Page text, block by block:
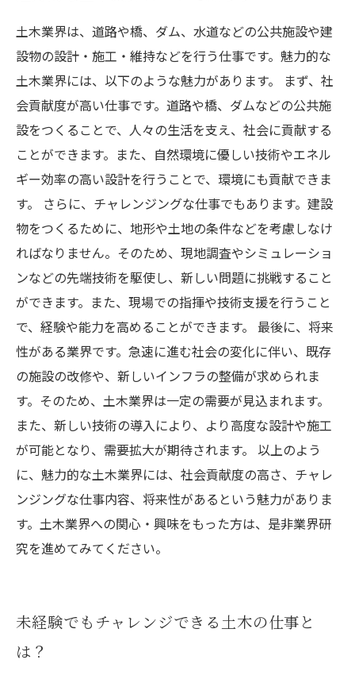
土木業界は、道路や橋、ダム、水道などの公共施設や建
設物の設計・施工・維持などを行う仕事です。魅力的な
土木業界には、以下のような魅力があります。 まず、社
会貢献度が高い仕事です。道路や橋、ダムなどの公共施
設をつくることで、人々の生活を支え、社会に貢献する
ことができます。また、自然環境に優しい技術やエネル
ギー効率の高い設計を行うことで、環境にも貢献できま
す。 さらに、チャレンジングな仕事でもあります。建設
物をつくるために、地形や土地の条件などを考慮しなけ
ればなりません。そのため、現地調査やシミュレーショ
ンなどの先端技術を駆使し、新しい問題に挑戦すること
ができます。また、現場での指揮や技術支援を行うこと
で、経験や能力を高めることができます。 最後に、将来
性がある業界です。急速に進む社会の変化に伴い、既存
の施設の改修や、新しいインフラの整備が求められま
す。そのため、土木業界は一定の需要が見込まれます。
また、新しい技術の導入により、より高度な設計や施工
が可能となり、需要拡大が期待されます。 以上のよう
に、魅力的な土木業界には、社会貢献度の高さ、チャレ
ンジングな仕事内容、将来性があるという魅力がありま
す。土木業界への関心・興味をもった方は、是非業界研
究を進めてみてください。
未経験でもチャレンジできる土木の仕事と
は？